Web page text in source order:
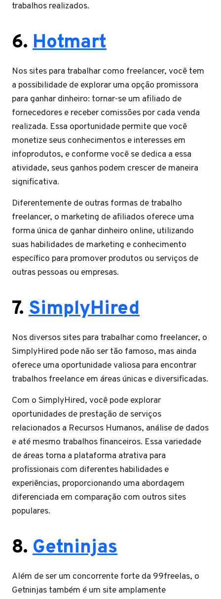
trabalhos realizados.
6. Hotmart
Nos sites para trabalhar como freelancer, você tem
a possibilidade de explorar uma opção promissora
para ganhar dinheiro: tornar-se um afiliado de
fornecedores e receber comissões por cada venda
realizada. Essa oportunidade permite que você
monetize seus conhecimentos e interesses em
infoprodutos, e conforme você se dedica a essa
atividade, seus ganhos podem crescer de maneira
significativa.
Diferentemente de outras formas de trabalho
freelancer, o marketing de afiliados oferece uma
forma única de ganhar dinheiro online, utilizando
suas habilidades de marketing e conhecimento
específico para promover produtos ou serviços de
outras pessoas ou empresas.
7. SimplyHired
Nos diversos sites para trabalhar como freelancer, o
SimplyHired pode não ser tão famoso, mas ainda
oferece uma oportunidade valiosa para encontrar
trabalhos freelance em áreas únicas e diversificadas.
Com o SimplyHired, você pode explorar
oportunidades de prestação de serviços
relacionados a Recursos Humanos, análise de dados
e até mesmo trabalhos financeiros. Essa variedade
de áreas torna a plataforma atrativa para
profissionais com diferentes habilidades e
experiências, proporcionando uma abordagem
diferenciada em comparação com outros sites
populares.
8. Getninjas
Além de ser um concorrente forte da 99freelas, o
Getninjas também é um site amplamente